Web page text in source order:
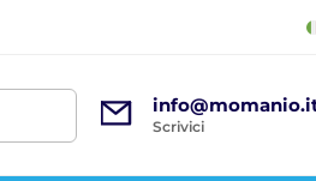
Scrivici